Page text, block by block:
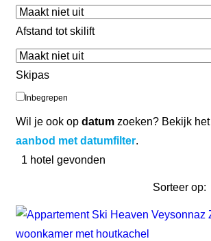
Afstand tot skilift
Skipas
Inbegrepen
Wil je ook op datum zoeken? Bekijk het
aanbod met datumfilter.
1 hotel gevonden
Sorteer op: